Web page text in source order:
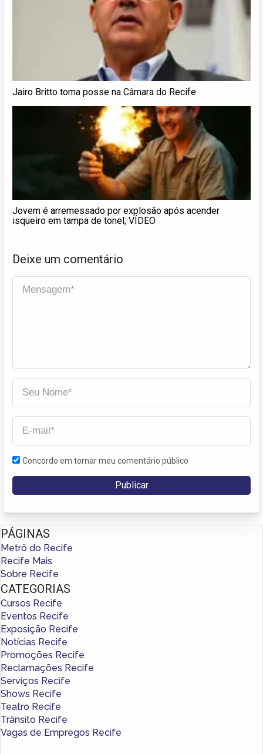
Jairo Britto toma posse na Câmara do Recife
Jovem é arremessado por explosão após acender
isqueiro em tampa de tonel; VÍDEO
Deixe um comentário
Concordo em tornar meu comentário público
PÁGINAS
Metrô do Recife
Recife Mais
Sobre Recife
CATEGORIAS
Cursos Recife
Eventos Recife
Exposição Recife
Notícias Recife
Promoções Recife
Reclamações Recife
Serviços Recife
Shows Recife
Teatro Recife
Trânsito Recife
Vagas de Empregos Recife